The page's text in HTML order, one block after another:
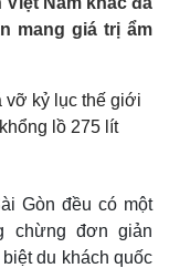
mang giá trị ẩm
vỡ kỷ lục thế giới
lồ 275 lít
Gòn đều có một
chừng đơn giản
du khách quốc